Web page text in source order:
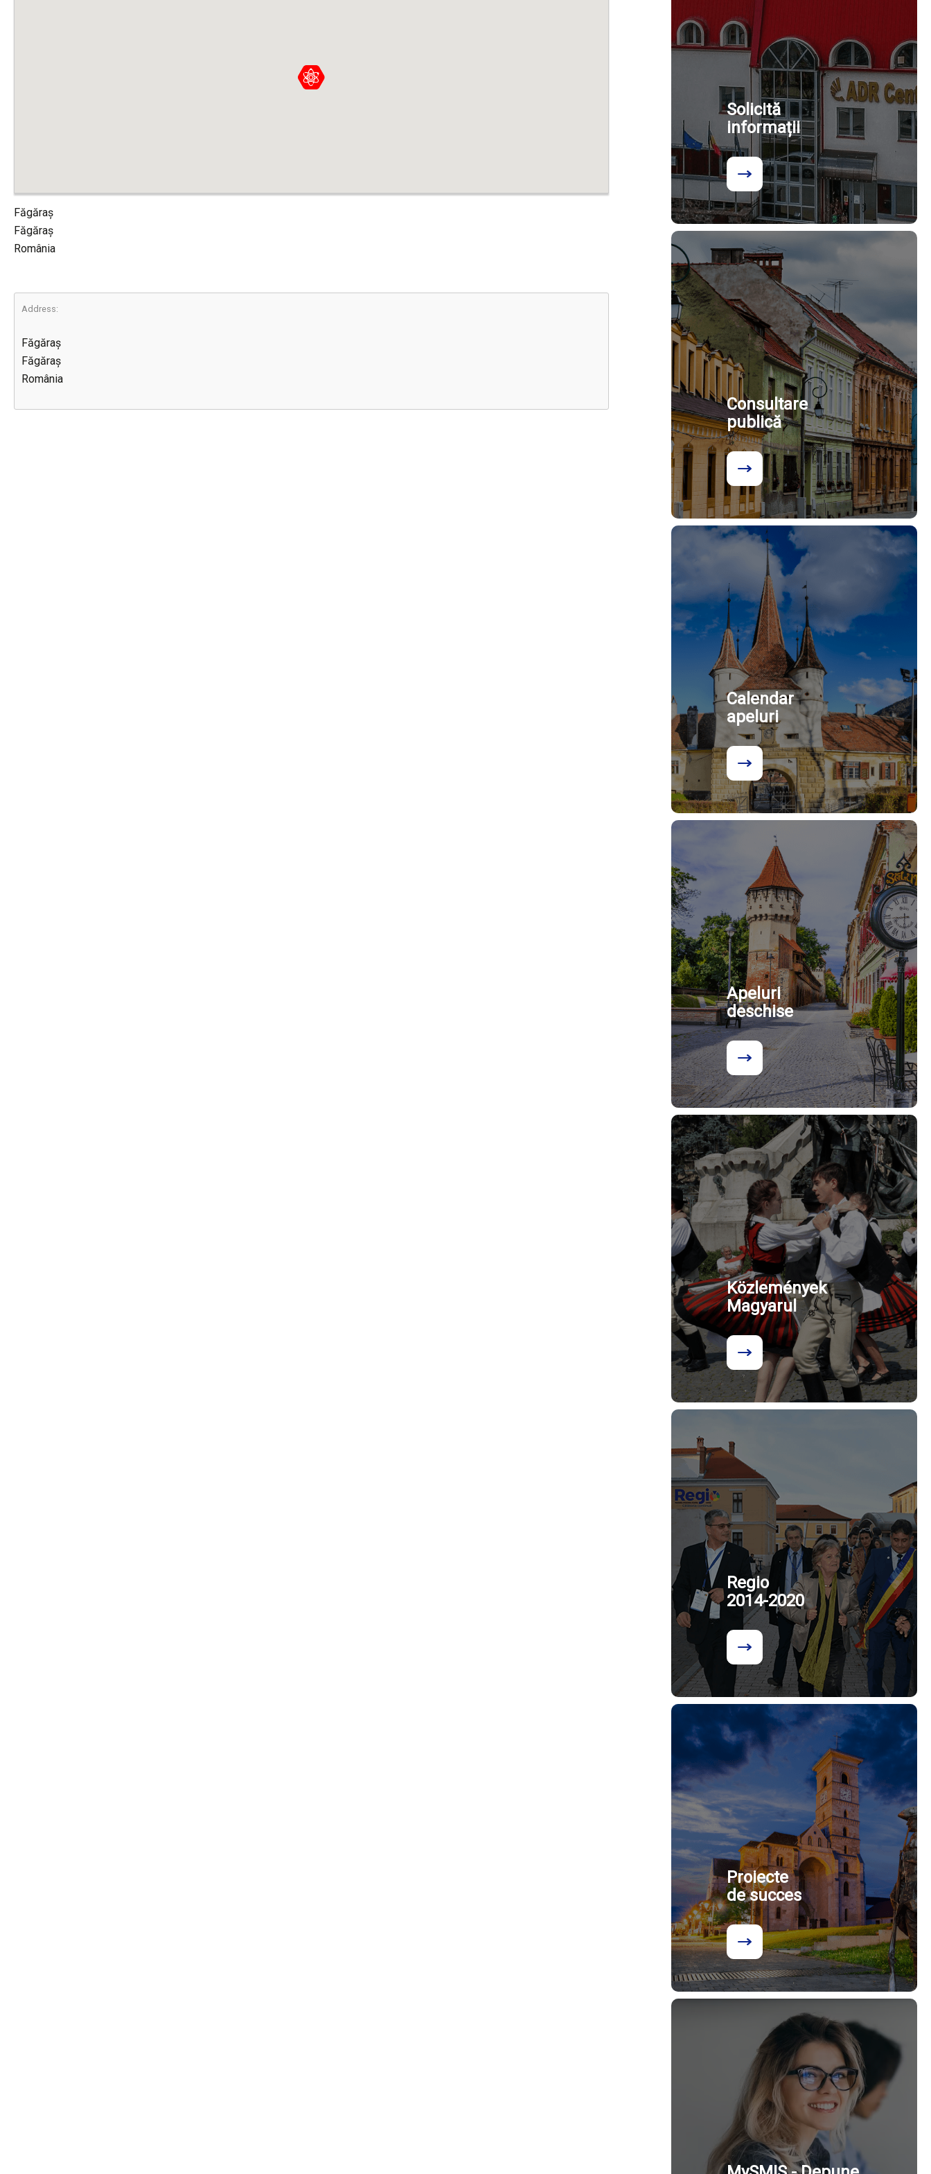
Făgăraș
Făgăraș
România
Address:
Făgăraș
Făgăraș
România
Solicită
informații
Consultare
publică
Calendar
apeluri
Apeluri
deschise
Közlemények
Magyarul
Regio
2014-2020
Proiecte
de succes